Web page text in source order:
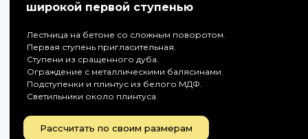
широкой первой ступенью
Лестница на бетоне со сложным поворотом.
Первая ступень пригласительная.
Ступени из сращенного дуба.
Ограждение с металлическими балясинами.
Подступенки и плинтус из белого МДФ.
Светильники около плинтуса
Рассчитать по своим размерам